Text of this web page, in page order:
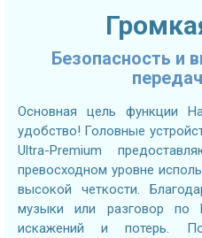
Безопасность и
Основная цель функции
удобство! Головные
Ultra-Premium
превосходном уровне
высокой четкости.
музыки или разговор по
искажений и потерь.